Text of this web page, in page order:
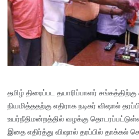
தமிழ் திரைப்பட தயாரிப்பாளர் சங்கத்திற்கு
நியமித்ததற்கு எதிராக நடிகர் விஷால்
உயர்நீதிமன்றத்தில் வழக்கு
இதை எதிர்த்து விஷால் தரப்பில் தாக்கல்